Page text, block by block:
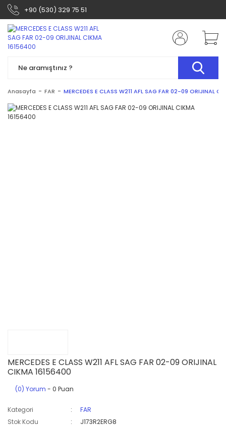
+90 (530) 329 75 51
Anasayfa FAR MERCEDES E CLASS W211 AFL SAG FAR 02-09 ORIJINAL
MERCEDES E CLASS W211 AFL SAG FAR 02-09 ORIJINAL
CIKMA 16156400
(0) Yorum - 0 Puan
Kategori
FAR
Stok Kodu
J173R2ERG8